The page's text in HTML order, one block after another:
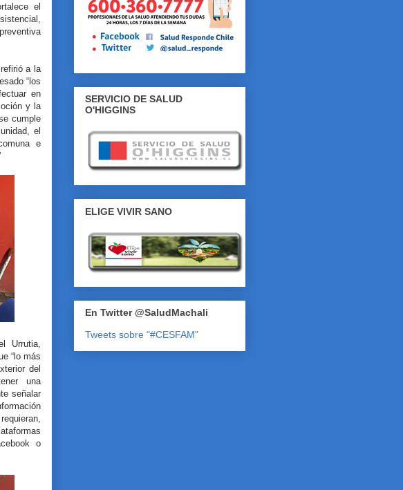
el
a la
“los
en
y la
cumple
el
e
Urrutia,
“lo más
del
una
señalar
o
SERVICIO DE SALUD
O'HIGGINS
ELIGE VIVIR SANO
En Twitter @SaludMachali
Tweets sobre "#CESFAM"